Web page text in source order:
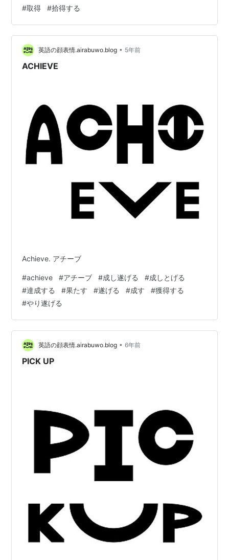
#取得 #拾得する
英語の顔表情.airabuwo.blog • 5年前
ACHIEVE
Achieve. アチーブ
#achieve #アチーブ #成し遂げる #成しとげる
#達成する #果たす #遂げる #成す #獲得する
#やり遂げる
英語の顔表情.airabuwo.blog • 6年前
PICK UP